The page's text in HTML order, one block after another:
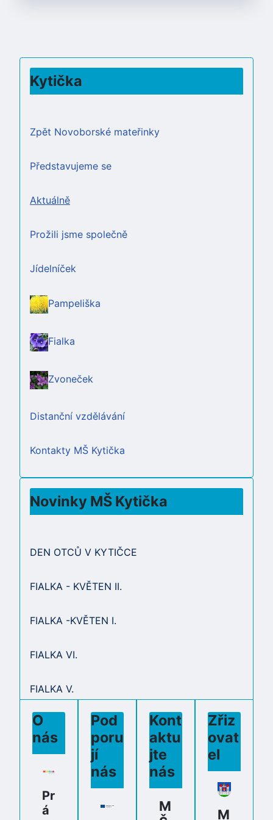
Kytička
Zpět Novoborské mateřinky
Představujeme se
Aktuálně
Prožili jsme společně
Jídelníček
Pampeliška
Fialka
Zvoneček
Distanční vzdělávání
Kontakty MŠ Kytička
Novinky MŠ Kytička
DEN OTCŮ V KYTIČCE
FIALKA - KVĚTEN II.
FIALKA -KVĚTEN I.
FIALKA VI.
FIALKA V.
O
nás
Pr
á
Pod
poru
jí
nás
Kont
aktu
jte
nás
M
Zřiz
ovat
el
M